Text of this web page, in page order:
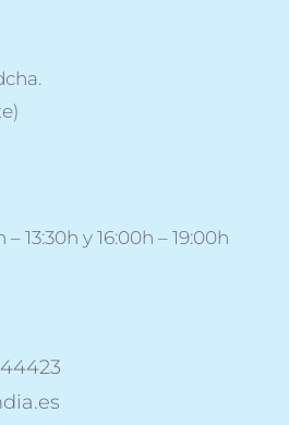
13:30h y 16:00h – 19:00h